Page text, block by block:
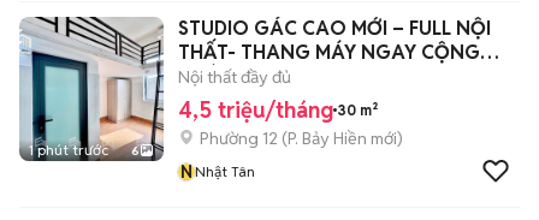
1 phút trước 6
STUDIO GÁC CAO MỚI – FULL NỘI
THẤT- THANG MÁY NGAY CỘNG
HOÀ
Nội thất đầy đủ
4,5 triệu/tháng 30 m²
Phường 12 (P. Bảy Hiền mới)
NNhật Tân